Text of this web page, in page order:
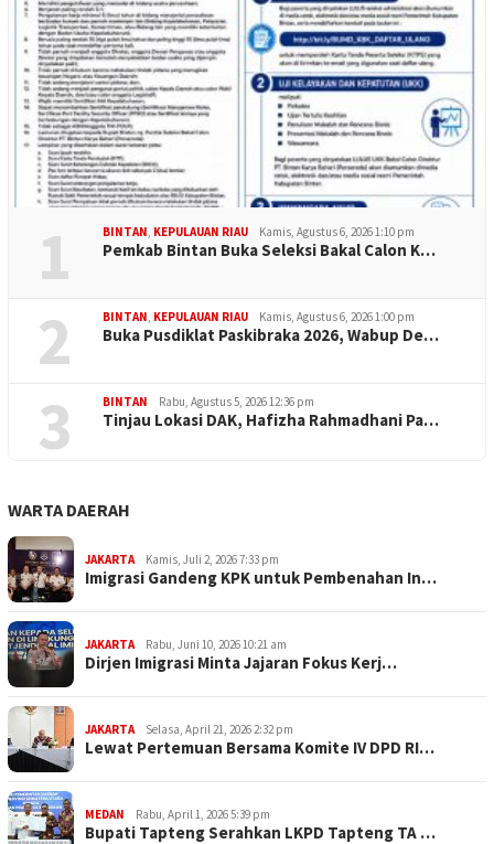
1 BINTAN, KEPULAUAN RIAU Kamis, Agustus 6, 2026 1:10 pm
Pemkab Bintan Buka Seleksi Bakal Calon K…
2 BINTAN, KEPULAUAN RIAU Kamis, Agustus 6, 2026 1:00 pm
Buka Pusdiklat Paskibraka 2026, Wabup De…
3 BINTAN Rabu, Agustus 5, 2026 12:36 pm
Tinjau Lokasi DAK, Hafizha Rahmadhani Pa…
WARTA DAERAH
JAKARTA Kamis, Juli 2, 2026 7:33 pm
Imigrasi Gandeng KPK untuk Pembenahan In…
JAKARTA Rabu, Juni 10, 2026 10:21 am
Dirjen Imigrasi Minta Jajaran Fokus Kerj…
JAKARTA Selasa, April 21, 2026 2:32 pm
Lewat Pertemuan Bersama Komite IV DPD RI…
MEDAN Rabu, April 1, 2026 5:39 pm
Bupati Tapteng Serahkan LKPD Tapteng TA …